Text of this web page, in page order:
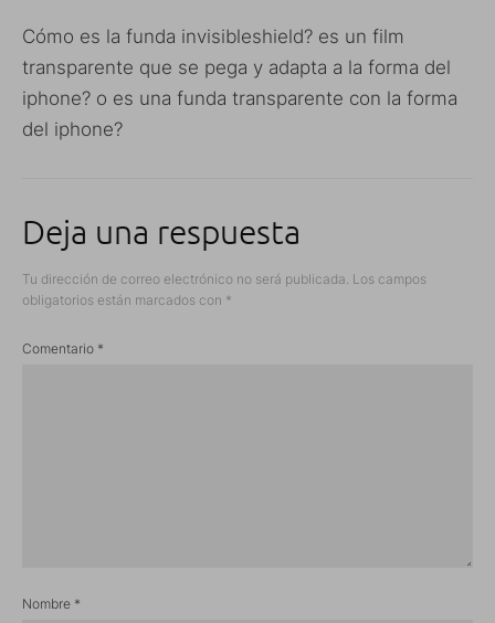
Cómo es la funda invisibleshield? es un film
transparente que se pega y adapta a la forma del
iphone? o es una funda transparente con la forma
del iphone?
Deja una respuesta
Tu dirección de correo electrónico no será publicada. Los campos
obligatorios están marcados con *
Comentario *
Nombre *